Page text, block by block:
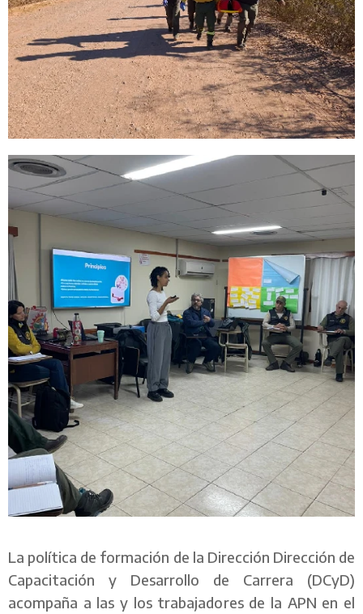
La política de formación de la Dirección Dirección de
Capacitación y Desarrollo de Carrera (DCyD)
acompaña a las y los trabajadores de la APN en el